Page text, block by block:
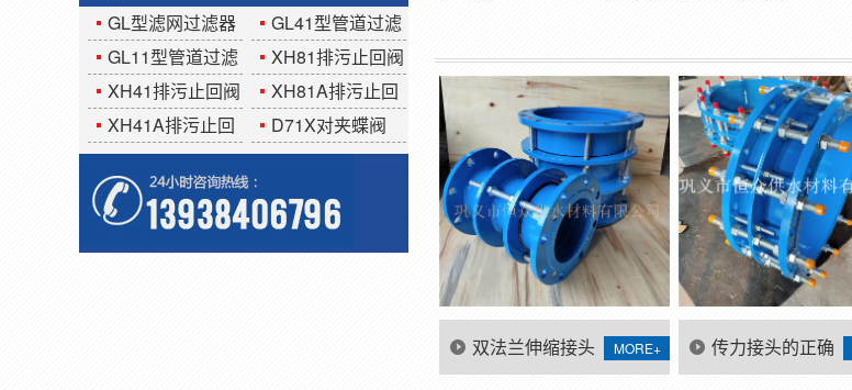
GL型滤网过滤器
GL41型管道过滤
器
GL11型管道过滤
器
XH81排污止回阀
XH41排污止回阀
XH81A排污止回
阀
XH41A排污止回
阀
D71X对夹蝶阀
MORE+
双法兰伸缩接头 传力接头的正确